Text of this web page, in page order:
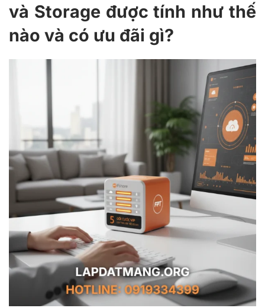
và Storage được tính như thế
nào và có ưu đãi gì?